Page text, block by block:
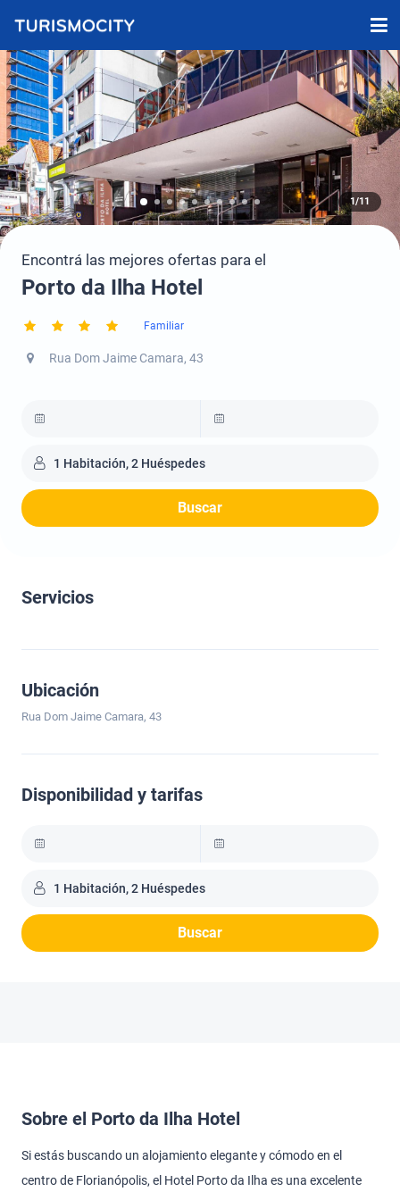
1/11
Encontrá las mejores ofertas para el
Porto da Ilha Hotel
Familiar
Rua Dom Jaime Camara, 43
1 Habitación, 2 Huéspedes
Buscar
Servicios
Ubicación
Rua Dom Jaime Camara, 43
Disponibilidad y tarifas
1 Habitación, 2 Huéspedes
Buscar
Sobre el Porto da Ilha Hotel
Si estás buscando un alojamiento elegante y cómodo en el
centro de Florianópolis, el Hotel Porto da Ilha es una excelente